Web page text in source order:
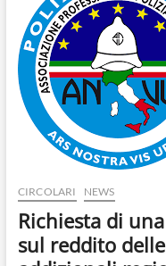
CIRCOLARI NEWS
Richiesta di
sul reddito